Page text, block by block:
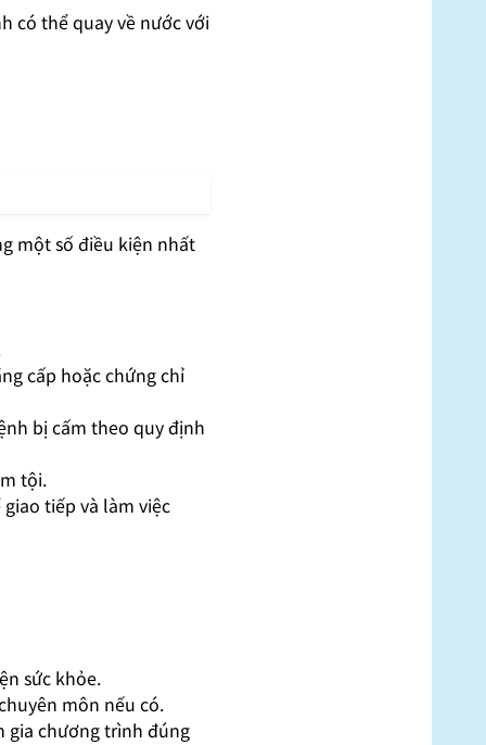
có thể quay về nước với
một số điều kiện nhất
cấp hoặc chứng chỉ
bị cấm theo quy định
tội.
tiếp và làm việc
sức khỏe.
môn nếu có.
gia chương trình đúng